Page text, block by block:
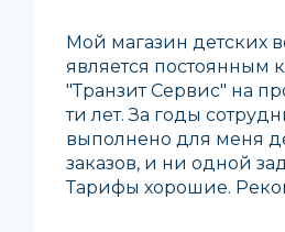
Мой магазин детских
является постоянным
"Транзит Сервис" на
ти лет. За годы
выполнено для меня
заказов, и ни одной
Тарифы хорошие.